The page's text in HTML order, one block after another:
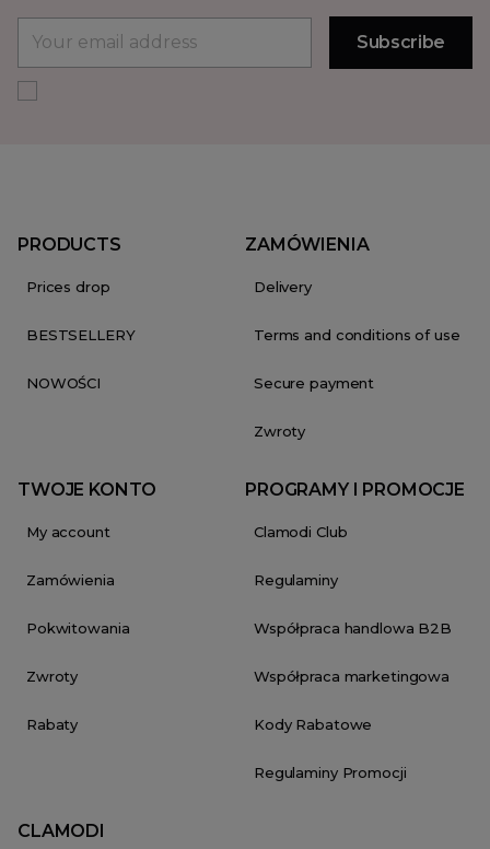
PRODUCTS
Prices drop
BESTSELLERY
NOWOŚCI
ZAMÓWIENIA
Delivery
Terms and conditions of use
Secure payment
Zwroty
TWOJE KONTO
My account
Zamówienia
Pokwitowania
Zwroty
Rabaty
PROGRAMY I PROMOCJE
Clamodi Club
Regulaminy
Współpraca handlowa B2B
Współpraca marketingowa
Kody Rabatowe
Regulaminy Promocji
CLAMODI